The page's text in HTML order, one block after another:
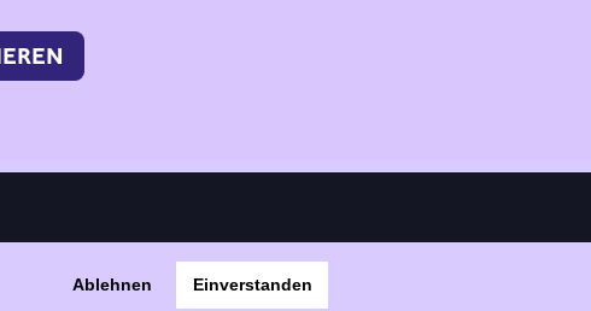
Ablehnen Einverstanden